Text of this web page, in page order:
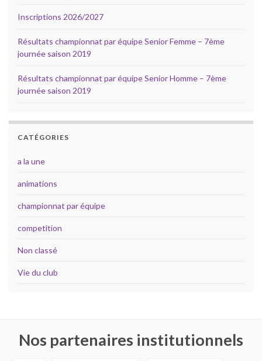
Inscriptions 2026/2027
Résultats championnat par équipe Senior Femme – 7ème
journée saison 2019
Résultats championnat par équipe Senior Homme – 7ème
journée saison 2019
CATÉGORIES
a la une
animations
championnat par équipe
competition
Non classé
Vie du club
Nos partenaires institutionnels